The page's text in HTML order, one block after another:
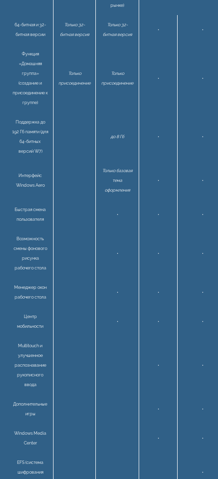
рынке)
64-битная и 32-
битная версии
Только 32-
битная версия
Только 32-
битная версия
• •
Функция
«Домашняя
группа»
(создание и
присоединение к
группе)
Только
присоединение
Только
присоединение
• •
Поддержка до
192 Гб памяти (для
64-битных
версий W7)
до 8 Гб • •
Интерфейс
Windows Aero
Только базовая
тема
оформления
• •
Быстрая смена
пользователя
• • •
Возможность
смены фонового
рисунка
рабочего стола
• • •
Менеджер окон
рабочего стола
• • •
Центр
мобильности
• • •
Multitouch и
улучшенное
распознавание
рукописного
ввода
• •
Дополнительные
игры
• •
Windows Media
Center
• •
EFS (система
шифрования
•